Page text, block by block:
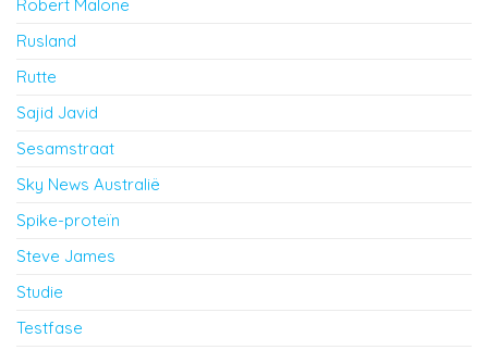
Robert Malone
Rusland
Rutte
Sajid Javid
Sesamstraat
Sky News Australië
Spike-proteïn
Steve James
Studie
Testfase